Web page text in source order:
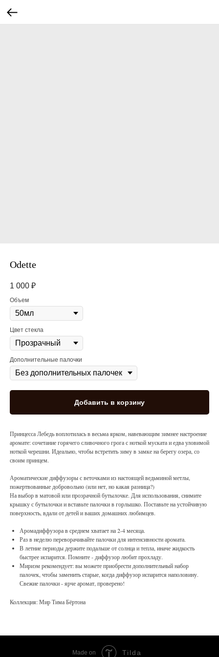
Odette
1 000 ₽
Объем
Цвет стекла
Дополнительные палочки
Добавить в корзину
Принцесса Лебедь воплотилась в весьма ярком, навевающим зимнее настроение
аромате: сочетание горячего сливочного грога с ноткой муската и едва уловимой
ноткой черешни. Идеально, чтобы встретить зиму в замке на берегу озера, со
своим принцем.
Ароматические диффузоры с веточками из настоящей ведьминой метлы,
пожертвованные добровольно (или нет, но какая разница?)
На выбор в матовой или прозрачной бутылочке. Для использования, снимите
крышку с бутылочки и вставьте палочки в горлышко. Поставьте на устойчивую
поверхность, вдали от детей и ваших домашних любимцев.
Аромадиффузора в среднем хватает на 2-4 месяца.
Раз в неделю переворачивайте палочки для интенсивности аромата.
В летние периоды держите подальше от солнца и тепла, иначе жидкость
быстрее испарится. Помните - диффузор любит прохладу.
Мириэм рекомендует: вы можете приобрести дополнительный набор
палочек, чтобы заменить старые, когда диффузор испарится наполовину.
Свежие палочки - ярче аромат, проверено!
Коллекция: Мир Тима Бёртона
Made on Tilda